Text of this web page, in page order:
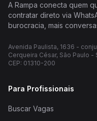
A Rampa conecta quem
contratar direto via
burocracia, mais
Avenida Paulista, 1636 -
Cerqueira César, São Paulo -
CEP: 01310-200
Para Profissionais
Buscar Vagas